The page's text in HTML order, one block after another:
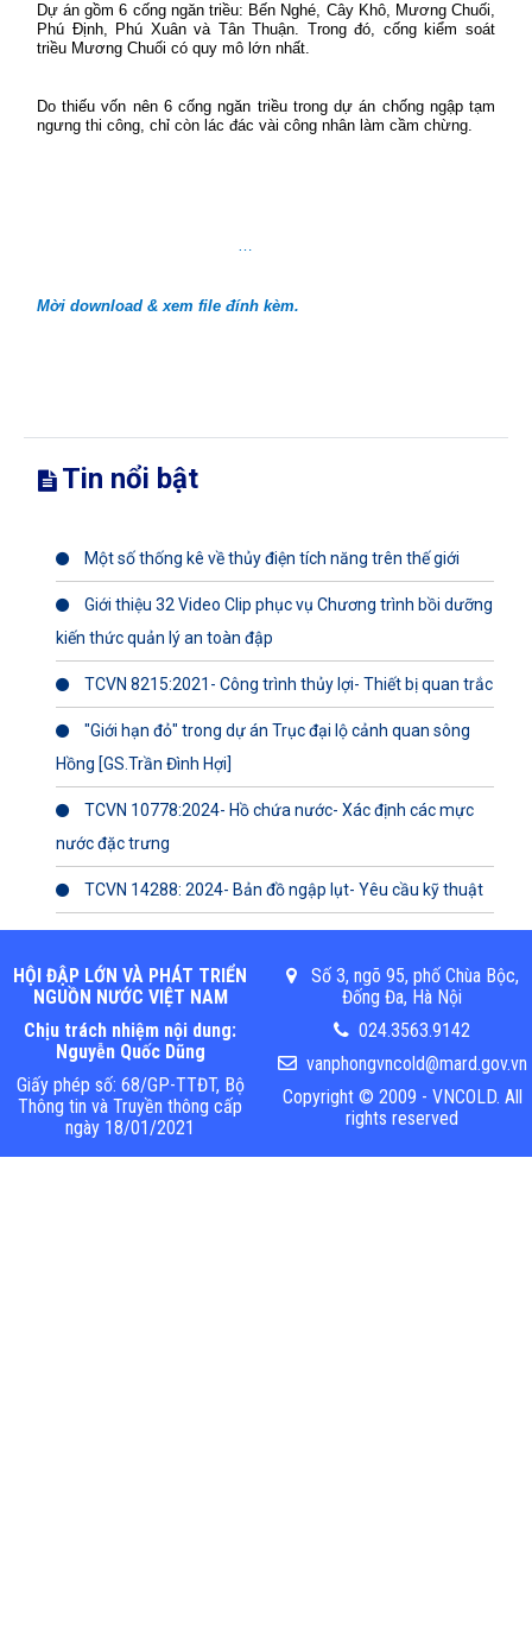
Dự án gồm 6 cống ngăn triều: Bến Nghé, Cây Khô, Mương Chuối,
Phú Định, Phú Xuân và Tân Thuận. Trong đó, cống kiểm soát
triều Mương Chuối có quy mô lớn nhất.
Do thiếu vốn nên 6 cống ngăn triều trong dự án chống ngập tạm
ngưng thi công, chỉ còn lác đác vài công nhân làm cầm chừng.
…
Mời download & xem file đính kèm.
Tin nổi bật
Một số thống kê về thủy điện tích năng trên thế giới
Giới thiệu 32 Video Clip phục vụ Chương trình bồi dưỡng
kiến thức quản lý an toàn đập
TCVN 8215:2021- Công trình thủy lợi- Thiết bị quan trắc
"Giới hạn đỏ" trong dự án Trục đại lộ cảnh quan sông
Hồng [GS.Trần Đình Hợi]
TCVN 10778:2024- Hồ chứa nước- Xác định các mực
nước đặc trưng
TCVN 14288: 2024- Bản đồ ngập lụt- Yêu cầu kỹ thuật
HỘI ĐẬP LỚN VÀ PHÁT TRIỂN
NGUỒN NƯỚC VIỆT NAM
Chịu trách nhiệm nội dung:
Nguyễn Quốc Dũng
Giấy phép số: 68/GP-TTĐT, Bộ
Thông tin và Truyền thông cấp
ngày 18/01/2021
Số 3, ngõ 95, phố Chùa Bộc,
Đống Đa, Hà Nội
024.3563.9142
vanphongvncold@mard.gov.vn
Copyright © 2009 - VNCOLD. All
rights reserved